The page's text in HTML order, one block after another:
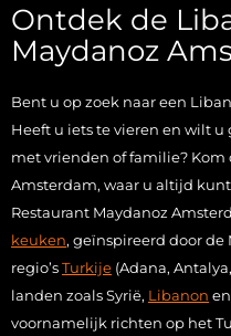
Ontdek de
Maydanoz
Bent u op zoek naar een
Heeft u iets te vieren en wilt
met vrienden of familie? Kom
Amsterdam, waar u altijd
Restaurant Maydanoz
keuken, geïnspireerd door
regio’sTurkije (Adana,
landen zoals Syrië, Libanon en
voornamelijk richten op het